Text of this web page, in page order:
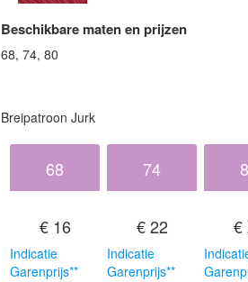
Beschikbare maten en prijzen
68, 74, 80
Breipatroon Jurk
68
€ 16
Indicatie
Garenprijs**
74
€ 22
Indicatie
Garenprijs**
€